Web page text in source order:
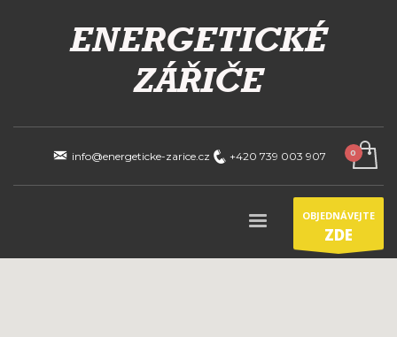
info@energeticke-zarice.cz +420 739 003 907
OBJEDNÁVEJTE
ZDE